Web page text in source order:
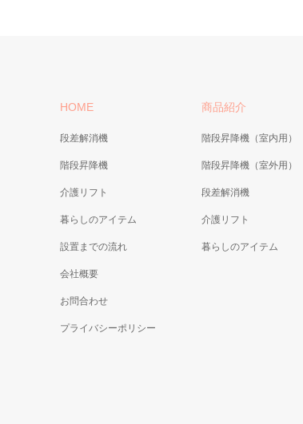
HOME
段差解消機
階段昇降機
介護リフト
暮らしのアイテム
設置までの流れ
会社概要
お問合わせ
プライバシーポリシー
商品紹介
階段昇降機（室内用）
階段昇降機（室外用）
段差解消機
介護リフト
暮らしのアイテム